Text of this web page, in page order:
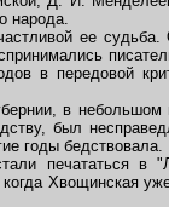
народа.
ее
в передовой
в небольшом
был
годы бедствовала.
печататься в
Хвощинская